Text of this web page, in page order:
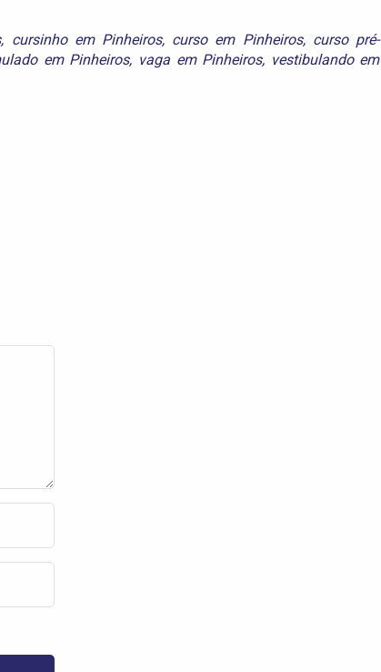
, cursinho em Pinheiros, curso em Pinheiros, curso pré-
em Pinheiros, vaga em Pinheiros, vestibulando em